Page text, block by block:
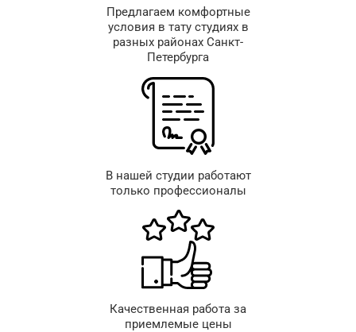
Предлагаем комфортные
условия в тату студиях в
разных районах Санкт-
Петербурга
В нашей студии работают
только профессионалы
Качественная работа за
приемлемые цены